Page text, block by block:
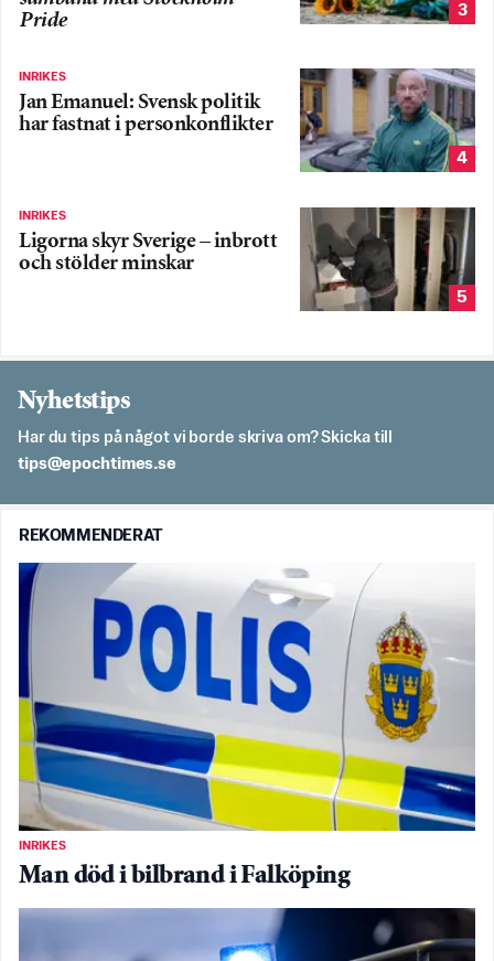
Pride
3
INRIKES
Jan Emanuel: Svensk politik
har fastnat i personkonflikter
4
INRIKES
Ligorna skyr Sverige – inbrott
och stölder minskar
5
Nyhetstips
Har du tips på något vi borde skriva om? Skicka till
es.semithcope@spit
REKOMMENDERAT
INRIKES
Man död i bilbrand i Falköping